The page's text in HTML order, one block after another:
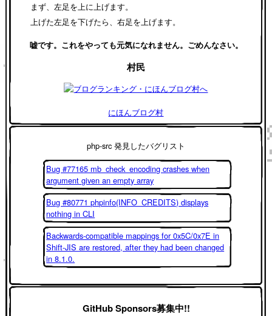
まず、左足を上に上げます。
上げた左足を下げたら、右足を上げます。
嘘です。これをやっても元気になれません。ごめんなさい。
村民
にほんブログ村
php-src 発見したバグリスト
Bug #77165 mb_check_encoding crashes when
argument given an empty array
Bug #80771 phpinfo(INFO_CREDITS) displays
nothing in CLI
Backwards-compatible mappings for 0x5C/0x7E in
Shift-JIS are restored, after they had been changed
in 8.1.0.
GitHub Sponsors募集中!!